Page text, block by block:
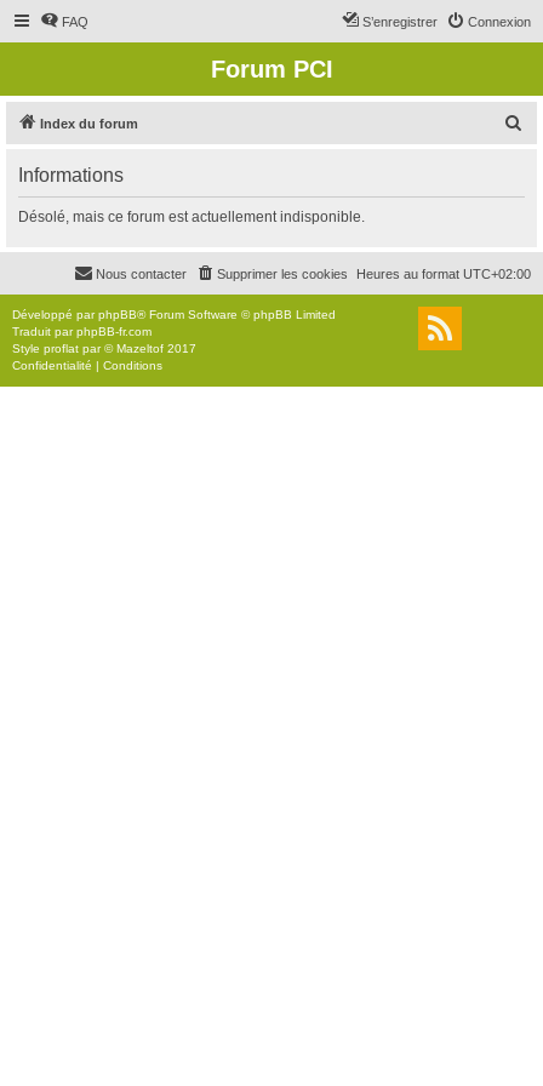
FAQ Connexion
S’enregistrer
Forum PCI
Index du forum
r
c
r
Informations
Désolé, mais ce forum est actuellement indisponible.
Heures au format UTC+02:00
Supprimer les cookies
Nous contacter
Développé parphpBB® Forum Software © phpBB Limited
Traduit parphpBB-fr.com
Style proflat par ©Mazeltof 2017
Confidentialité | Conditions